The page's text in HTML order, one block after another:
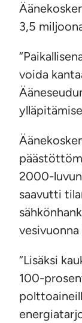
3,5
voida
2000-
saavutti
“Lisäksi
100-